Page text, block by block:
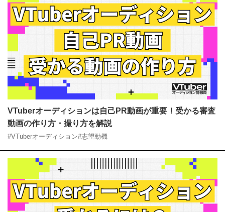
VTuberオーディションは自己PR動画が重要！受かる審
査動画の作り方・撮り方を解説
#VTuberオーディション#志望動機